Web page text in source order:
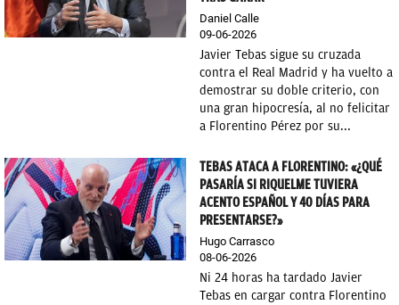
Daniel Calle
09-06-2026
Javier Tebas sigue su cruzada
contra el Real Madrid y ha vuelto a
demostrar su doble criterio, con
una gran hipocresía, al no felicitar
a Florentino Pérez por su...
TEBAS ATACA A FLORENTINO: «¿QUÉ
PASARÍA SI RIQUELME TUVIERA
ACENTO ESPAÑOL Y 40 DÍAS PARA
PRESENTARSE?»
Hugo Carrasco
08-06-2026
Ni 24 horas ha tardado Javier
Tebas en cargar contra Florentino